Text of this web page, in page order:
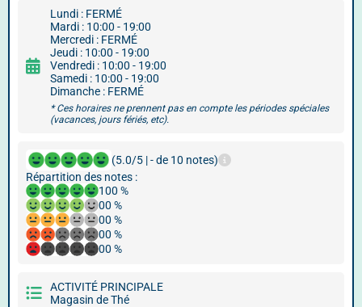
Lundi : FERMÉ
Mardi : 10:00 - 19:00
Mercredi : FERMÉ
Jeudi : 10:00 - 19:00
Vendredi : 10:00 - 19:00
Samedi : 10:00 - 19:00
Dimanche : FERMÉ
* Ces horaires ne prennent pas en compte les périodes spéciales
(vacances, jours fériés, etc).
(5.0/5 | - de 10 notes)
Répartition des notes :
100 %
00 %
00 %
00 %
00 %
ACTIVITÉ PRINCIPALE
Magasin de Thé